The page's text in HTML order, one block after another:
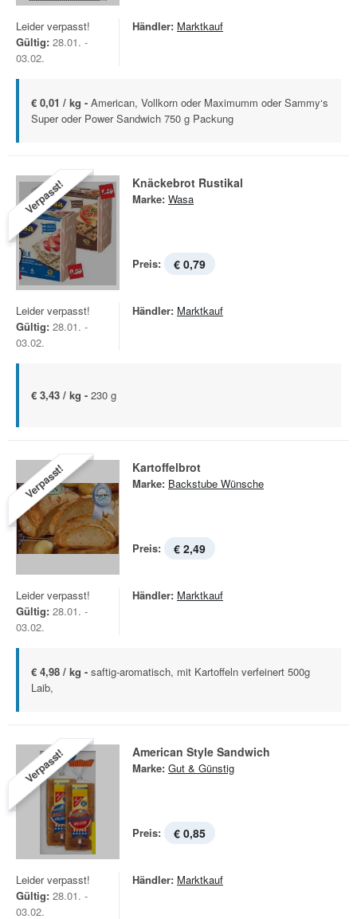
Leider verpasst!
Gültig: 28.01. -
03.02.
Händler: Marktkauf
€ 0,01 / kg - American, Vollkorn oder Maximumm oder Sammy‘s
Super oder Power Sandwich 750 g Packung
Verpasst! Knäckebrot Rustikal
Marke: Wasa
Preis: € 0,79
Leider verpasst!
Gültig: 28.01. -
03.02.
Händler: Marktkauf
€ 3,43 / kg - 230 g
Verpasst! Kartoffelbrot
Marke: Backstube Wünsche
Preis: € 2,49
Leider verpasst!
Gültig: 28.01. -
03.02.
Händler: Marktkauf
€ 4,98 / kg - saftig-aromatisch, mit Kartoffeln verfeinert 500g
Laib,
Verpasst! American Style Sandwich
Marke: Gut & Günstig
Preis: € 0,85
Leider verpasst!
Gültig: 28.01. -
03.02.
Händler: Marktkauf